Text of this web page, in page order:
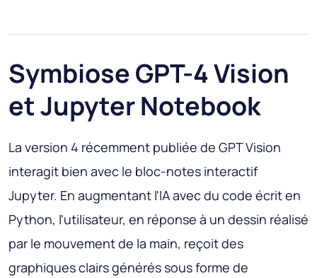
Symbiose GPT-4 Vision
et Jupyter Notebook
La version 4 récemment publiée de GPT Vision
interagit bien avec le bloc-notes interactif
Jupyter. En augmentant l'IA avec du code écrit en
Python, l'utilisateur, en réponse à un dessin réalisé
par le mouvement de la main, reçoit des
graphiques clairs générés sous forme de